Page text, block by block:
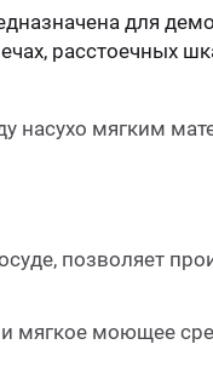
для
расстоечных
насухо мягким
позволяет
мягкое моющее